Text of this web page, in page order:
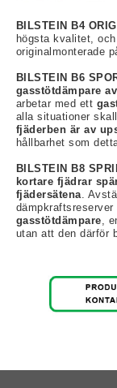
Rally-
BUMPSTOPS,
BILSTEIN B4
högsta kvalitet,
originalmonterade
BILSTEIN B6
gasstötdämpare
arbetar med ett
alla situationer
fjäderben är av
hållbarhet som
BILSTEIN B8
kortare fjädrar
fjädersätena .
gasstötdämpare ,
utan att den därför